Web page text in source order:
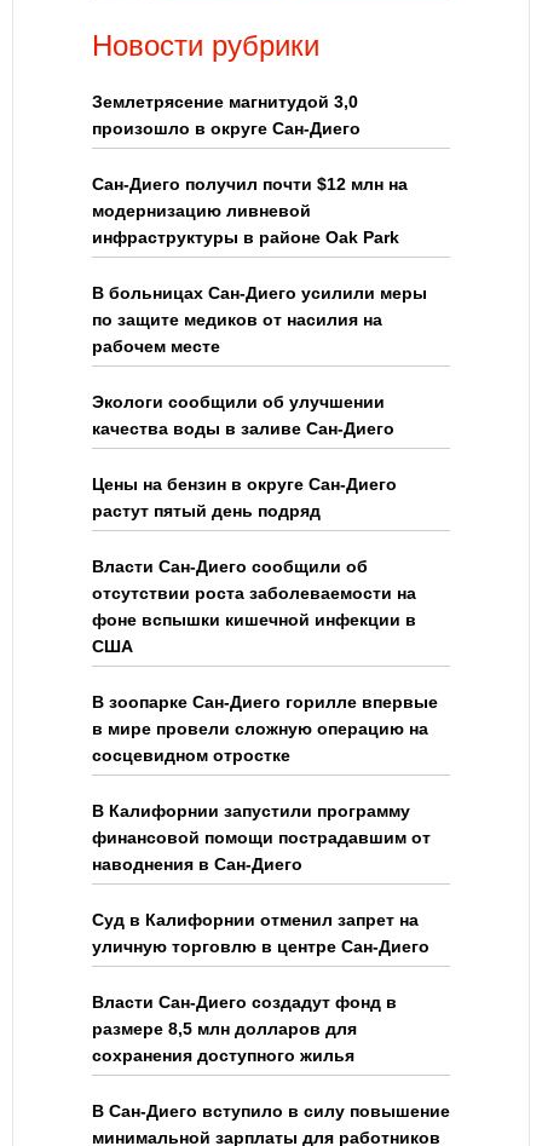
Новости рубрики
Землетрясение магнитудой 3,0
произошло в округе Сан-Диего
Сан-Диего получил почти $12 млн на
модернизацию ливневой
инфраструктуры в районе Oak Park
В больницах Сан-Диего усилили меры
по защите медиков от насилия на
рабочем месте
Экологи сообщили об улучшении
качества воды в заливе Сан-Диего
Цены на бензин в округе Сан-Диего
растут пятый день подряд
Власти Сан-Диего сообщили об
отсутствии роста заболеваемости на
фоне вспышки кишечной инфекции в
США
В зоопарке Сан-Диего горилле впервые
в мире провели сложную операцию на
сосцевидном отростке
В Калифорнии запустили программу
финансовой помощи пострадавшим от
наводнения в Сан-Диего
Суд в Калифорнии отменил запрет на
уличную торговлю в центре Сан-Диего
Власти Сан-Диего создадут фонд в
размере 8,5 млн долларов для
сохранения доступного жилья
В Сан-Диего вступило в силу повышение
минимальной зарплаты для работников